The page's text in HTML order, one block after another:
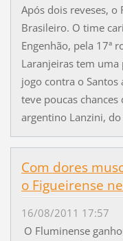
Após dois reveses,
Brasileiro. O time
Engenhão, pela 17ª
Laranjeiras tem uma
jogo contra o
teve poucas
argentino Lanzini,
Com dores
o Figueirense
16/08/2011 17:57
O Fluminense